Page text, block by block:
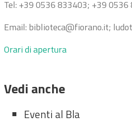
Tel: +39 0536 833403; +39 0536
Email: biblioteca@fiorano.it;
Orari di apertura
Vedi anche
Eventi al Bla